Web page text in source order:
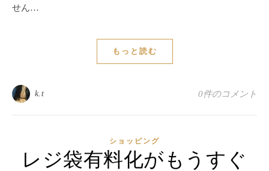
せん…
もっと読む
k.t 0件のコメント
ショッピング
レジ袋有料化がもうすぐ